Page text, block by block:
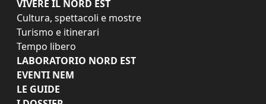
VIVERE IL NORD EST
Cultura, spettacoli e mostre
Turismo e itinerari
Tempo libero
LABORATORIO NORD EST
EVENTI NEM
LE GUIDE